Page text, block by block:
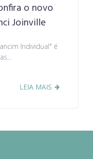
o novo
Joinville
Individual" é
LEIA MAIS